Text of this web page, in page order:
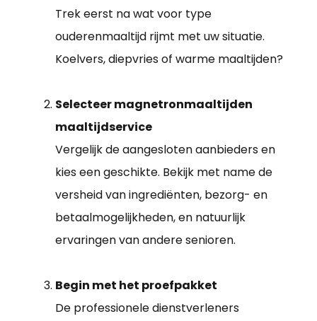
Trek eerst na wat voor type
ouderenmaaltijd rijmt met uw situatie.
Koelvers, diepvries of warme maaltijden?
Selecteer magnetronmaaltijden
maaltijdservice
Vergelijk de aangesloten aanbieders en
kies een geschikte. Bekijk met name de
versheid van ingrediënten, bezorg- en
betaalmogelijkheden, en natuurlijk
ervaringen van andere senioren.
Begin met het proefpakket
De professionele dienstverleners